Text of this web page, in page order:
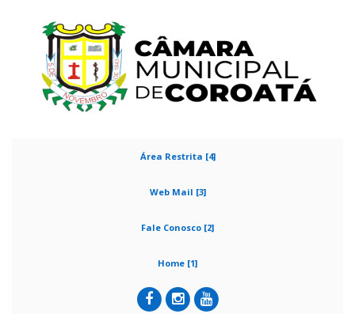
Área Restrita [4]
Web Mail [3]
Fale Conosco [2]
Home [1]